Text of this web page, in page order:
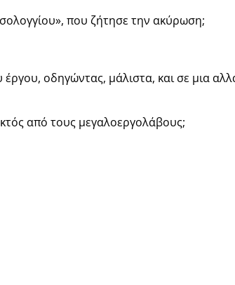
που ζήτησε την ακύρωση;
οδηγώντας, μάλιστα, και σε μια
από τους μεγαλοεργολάβους;